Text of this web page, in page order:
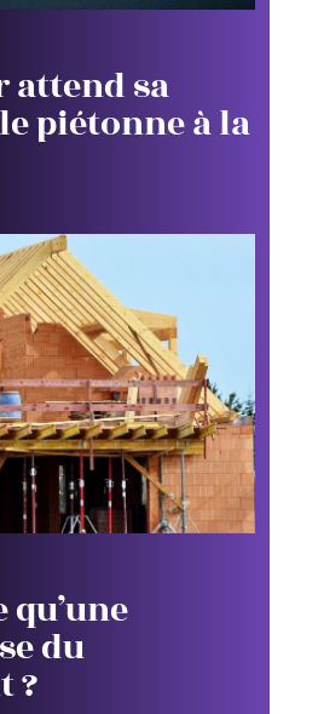
attend sa
piétonne à la
qu’une
du
?